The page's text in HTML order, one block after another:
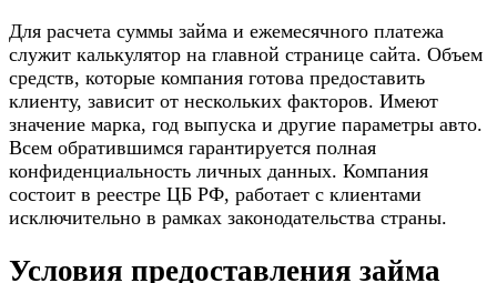
Для расчета суммы займа и ежемесячного платежа
служит калькулятор на главной странице сайта. Объем
средств, которые компания готова предоставить
клиенту, зависит от нескольких факторов. Имеют
значение марка, год выпуска и другие параметры авто.
Всем обратившимся гарантируется полная
конфиденциальность личных данных. Компания
состоит в реестре ЦБ РФ, работает с клиентами
исключительно в рамках законодательства страны.
Условия предоставления займа